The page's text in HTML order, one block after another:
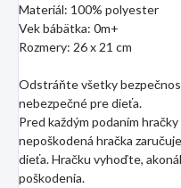
Materiál: 100% polyester
Vek bábätka: 0m+
Rozmery: 26 x 21 cm
Odstráňte všetky
nebezpečné pre dieťa.
Pred každým podaním
nepoškodená hračka
dieťa. Hračku vyhoďte,
poškodenia.